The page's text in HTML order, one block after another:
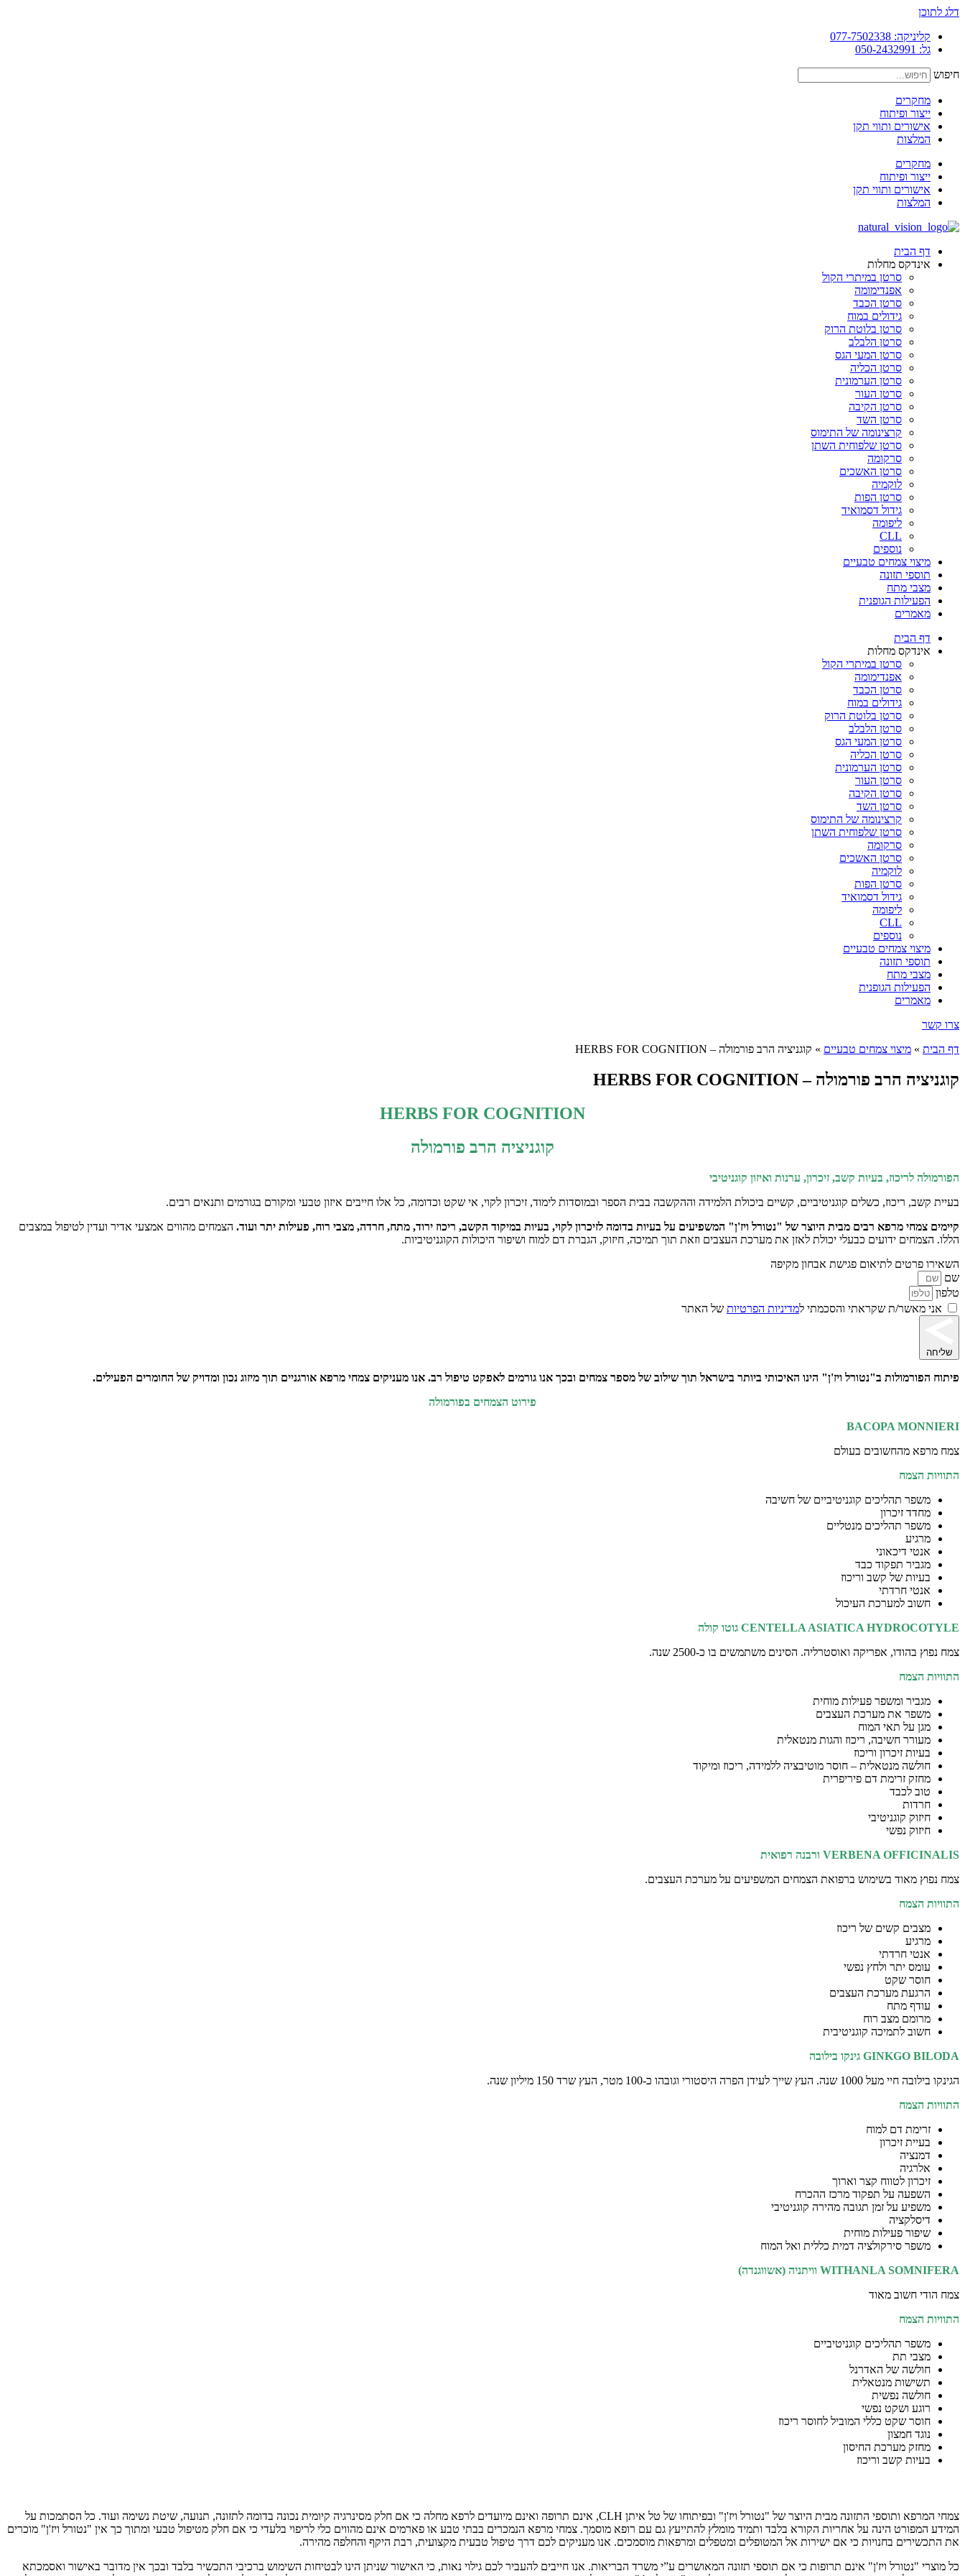
דלג לתוכן
קליניקה: 077-7502338
גל: 050-2432991
חיפוש
מחקרים
ייצור ופיתוח
אישורים ותווי תקן
המלצות
מחקרים
ייצור ופיתוח
אישורים ותווי תקן
המלצות
דף הבית
אינדקס מחלות
סרטן במיתרי הקול
אפנדימומה
סרטן הכבד
גידולים במוח
סרטן בלוטת הרוק
סרטן הלבלב
סרטן המעי הגס
סרטן הכליה
סרטן הערמונית
סרטן העור
סרטן הקיבה
סרטן השד
קרצינומה של התימוס
סרטן שלפוחית השתן
סרקומה
סרטן האשכים
לוקמיה
סרטן הפות
גידול דסמואיד
ליפומה
CLL
נוספים
מיצוי צמחים טבעיים
תוספי תזונה
מצבי מתח
הפעילות הגופנית
מאמרים
דף הבית
אינדקס מחלות
סרטן במיתרי הקול
אפנדימומה
סרטן הכבד
גידולים במוח
סרטן בלוטת הרוק
סרטן הלבלב
סרטן המעי הגס
סרטן הכליה
סרטן הערמונית
סרטן העור
סרטן הקיבה
סרטן השד
קרצינומה של התימוס
סרטן שלפוחית השתן
סרקומה
סרטן האשכים
לוקמיה
סרטן הפות
גידול דסמואיד
ליפומה
CLL
נוספים
מיצוי צמחים טבעיים
תוספי תזונה
מצבי מתח
הפעילות הגופנית
מאמרים
צרו קשר
דף הבית » מיצוי צמחים טבעיים » קוגניציה הרב פורמולה – HERBS FOR COGNITION
קוגניציה הרב פורמולה – HERBS FOR COGNITION
HERBS FOR COGNITION
קוגניציה הרב פורמולה
הפורמולה לריכוז, בעיות קשב, זיכרון, ערנות ואיזון קוגניטיבי
בעיית קשב, ריכוז, כשלים קוגניטיביים, קשיים ביכולת הלמידה וההקשבה בבית הספר ובמוסדות לימוד, זיכרון לקוי, אי שקט וכדומה, כל אלו חייבים איזון טבעי ומקורם בגורמים ותנאים רבים.
קיימים צמחי מרפא רבים מבית היוצר של "נטורל ויז'ן" המשפיעים על בעיות בדומה לזיכרון לקוי, בעיות במיקוד הקשב, ריכוז ירוד, מתח, חרדה, מצבי רוח, פעילות יתר ועוד. הצמחים מהווים אמצעי אדיר ועדין לטיפול במצבים
הללו. הצמחים ידועים כבעלי יכולת לאזן את מערכת העצבים וזאת תוך תמיכה, חיזוק, הגברת דם למוח ושיפור היכולות הקוגניטיביות.
השאירו פרטים לתיאום פגישת אבחון מקיפה
שם
טלפון
אני מאשר/ת שקראתי והסכמתי למדיניות הפרטיות של האתר
שליחה
פיתוח הפורמולות ב"נטורל ויז'ן" הינו האיכותי ביותר בישראל תוך שילוב של מספר צמחים ובכך אנו גורמים לאפקט טיפול רב. אנו מעניקים צמחי מרפא אורגניים תוך מיזוג נכון ומדויק של החומרים הפעילים.
פירוט הצמחים בפורמולה
BACOPA MONNIERI
צמח מרפא מהחשובים בעולם
התוויות הצמח
משפר תהליכים קוגניטיביים של חשיבה
מחדד זיכרון
משפר תהליכים מנטליים
מרגיע
אנטי דיכאוני
מגביר תפקוד כבד
בעיות של קשב וריכוז
אנטי חרדתי
חשוב למערכת העיכול
CENTELLA ASIATICA HYDROCOTYLE גוטו קולה
צמח נפוץ בהודו, אפריקה ואוסטרליה. הסינים משתמשים בו כ-2500 שנה.
התוויות הצמח
מגביר ומשפר פעילות מוחית
משפר את מערכת העצבים
מגן על תאי המוח
מעורר חשיבה, ריכוז והגות מנטאלית
בעיות זיכרון וריכוז
חולשה מנטאלית – חוסר מוטיבציה ללמידה, ריכוז ומיקוד
מחזק זרימת דם פיריפרית
טוב לכבד
חרדות
חיזוק קוגניטיבי
חיזוק נפשי
VERBENA OFFICINALIS ורבנה רפואית
צמח נפוץ מאוד בשימוש ברפואת הצמחים המשפיעים על מערכת העצבים.
התוויות הצמח
מצבים קשים של ריכוז
מרגיע
אנטי חרדתי
עומס יתר ולחץ נפשי
חוסר שקט
הרגעת מערכת העצבים
עודף מתח
מרומם מצב רוח
חשוב לתמיכה קוגניטיבית
GINKGO BILODA גינקו בילובה
הגינקו בילובה חיי מעל 1000 שנה. העץ שייך לעידן הפרה היסטורי וגובהו כ-100 מטר, העץ שרד 150 מיליון שנה.
התוויות הצמח
זרימת דם למוח
בעיית זיכרון
דמנציה
אלרגיה
זיכרון לטווח קצר וארוך
השפעה על תפקוד מרכז ההכרח
משפיע על זמן תגובה מהירה קוגניטיבי
דיסלקציה
שיפור פעילות מוחית
משפר סירקולציה דמית כללית ואל המוח
WITHANLA SOMNIFERA וויתניה (אשווגנדה)
צמח הודי חשוב מאוד
התוויות הצמח
משפר תהליכים קוגניטיביים
מצבי תת
חולשה של האדרנל
תשישות מנטאלית
חולשה נפשית
רוגע ושקט נפשי
חוסר שקט כללי המוביל לחוסר ריכוז
נוגד חמצון
מחזק מערכת החיסון
בעיות קשב וריכוז
צמחי המרפא ותוספי התזונה מבית היוצר של "נטורל ויז'ן" ובפיתוחו של טל איתן CLH, אינם תרופה ואינם מיועדים לרפא מחלה כי אם חלק מסינרגיה קיומית נכונה בדומה לתזונה, תנועה, שיטת נשימה ועוד. כל הסתמכות על
המידע המפורט הינה על אחריות הקורא בלבד ותמיד מומלץ להתייעץ גם עם רופא מוסמך. צמחי מרפא הנמכרים בבתי טבע או פארמים אינם מהווים כלי לריפוי בלעדי כי אם חלק מטיפול טבעי ומתוך כך אין "נטורל ויז'ן" מוכרים
את התכשירים בחנויות כי אם ישירות אל המטופלים ומטפלים ומרפאות מוסמכים. אנו מעניקים לכם דרך טיפול טבעית מקצועית, רבת היקף והחלפה מהירה.
כל מוצרי "נטורל ויז'ן" אינם תרופות כי אם תוספי תזונה המאושרים ע”י משרד הבריאות. אנו חייבים להעביר לכם גילוי נאות, כי האישור שניתן הינו לבטיחות השימוש ברכיבי התכשיר בלבד ובכך אין מדובר באישור ואסמכתא